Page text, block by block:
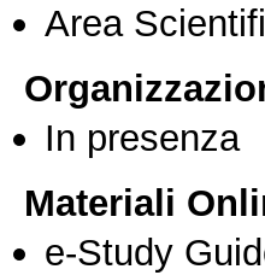
Area
In presenza
Materiali
e-Study